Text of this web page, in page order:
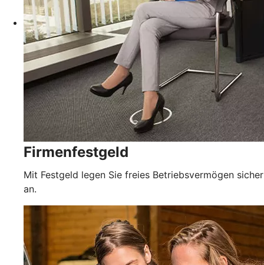
Firmenfestgeld
Mit Festgeld legen Sie freies Betriebsvermögen sicher
an.